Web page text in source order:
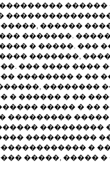
������
������
�������.
� �����. ���
�������,
��� ���� ����
�������� � ��
��������
� ������ � ��
����� � ��
���������
���������
����������
�
�����, �����